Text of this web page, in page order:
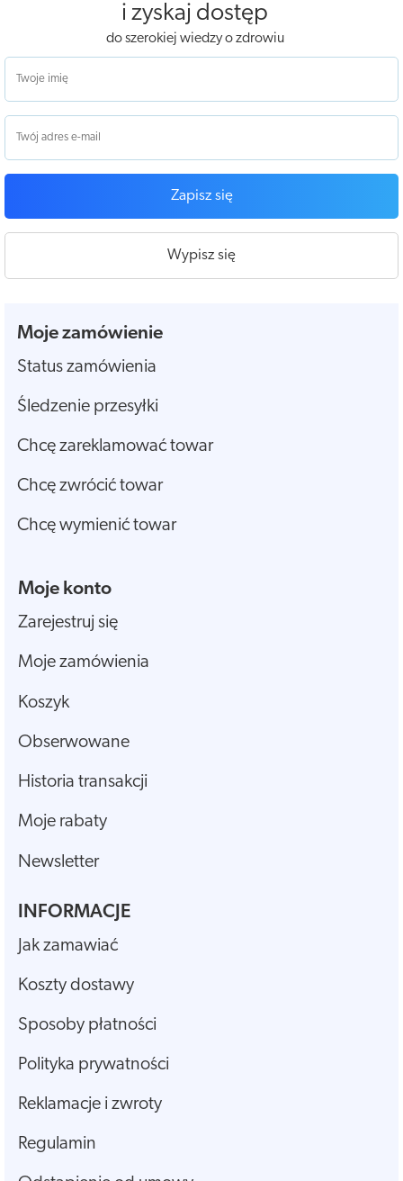
i zyskaj dostęp
do szerokiej wiedzy o zdrowiu
Zapisz się
Wypisz się
Moje zamówienie
Status zamówienia
Śledzenie przesyłki
Chcę zareklamować towar
Chcę zwrócić towar
Chcę wymienić towar
Moje konto
Zarejestruj się
Moje zamówienia
Koszyk
Obserwowane
Historia transakcji
Moje rabaty
Newsletter
INFORMACJE
Jak zamawiać
Koszty dostawy
Sposoby płatności
Polityka prywatności
Reklamacje i zwroty
Regulamin